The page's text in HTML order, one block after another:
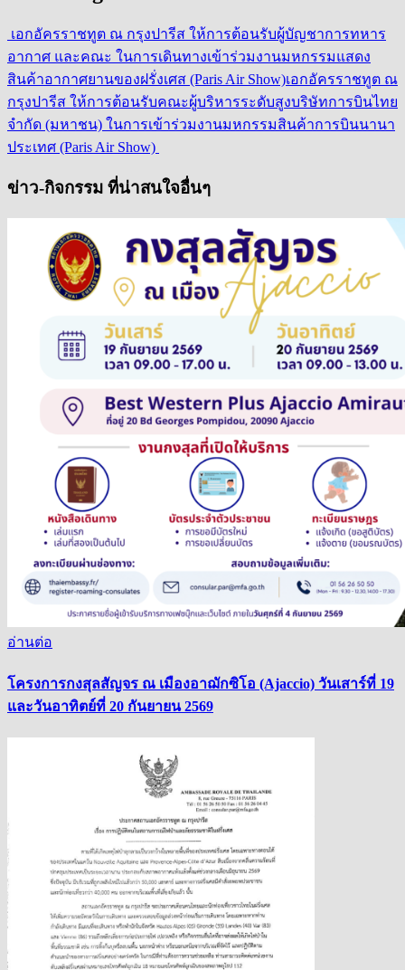
เอกอัครราชทูต ณ กรุงปารีส ให้การต้อนรับผู้บัญชาการทหาร
อากาศ และคณะ ในการเดินทางเข้าร่วมงานมหกรรมแสดง
สินค้าอากาศยานของฝรั่งเศส (Paris Air Show)เอกอัครราชทูต ณ
กรุงปารีส ให้การต้อนรับคณะผู้บริหารระดับสูงบริษัทการบินไทย
จำกัด (มหาชน) ในการเข้าร่วมงานมหกรรมสินค้าการบินนานา
ประเทศ (Paris Air Show)
ข่าว-กิจกรรม ที่น่าสนใจอื่นๆ
อ่านต่อ
โครงการกงสุลสัญจร ณ เมืองอาฌักซิโอ (Ajaccio) วันเสาร์ที่ 19
และวันอาทิตย์ที่ 20 กันยายน 2569